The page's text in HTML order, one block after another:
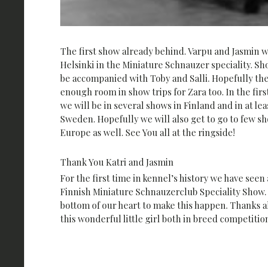
The first show already behind. Varpu and Jasmin
Helsinki in the Miniature Schnauzer speciality.
be accompanied with Toby and Salli. Hopefully
enough room in show trips for Zara too. In the
we will be in several shows in Finland and in at
Sweden. Hopefully we will also get to go to few
Europe as well. See You all at the ringside!
Thank You Katri and Jasmin
For the first time in kennel’s history we have
Finnish Miniature Schnauzerclub Speciality
bottom of our heart to make this happen. Thanks
this wonderful little girl both in breed